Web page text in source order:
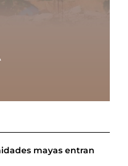
mayas entran